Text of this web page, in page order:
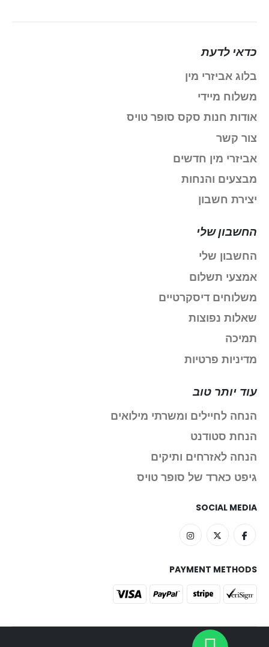
כדאי לדעת
בלוג אביזרי מין
משלוח מיידי
אודות חנות סקס סופר טויס
צור קשר
אביזרי מין חדשים
מבצעים והנחות
יצירת חשבון
החשבון שלי
החשבון שלי
אמצעי תשלום
משלוחים דיסקרטיים
שאלות נפוצות
תמיכה
מדיניות פרטיות
עוד יותר טוב
הנחה לחיילים ומשרתי מילואים
הנחת סטודנט
הנחה לאזרחים ותיקים
גיפט כארד של סופר טויס
SOCIAL MEDIA
PAYMENT METHODS